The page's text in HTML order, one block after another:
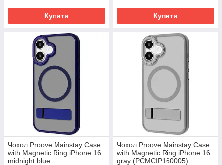
Купити Купити
Чохол Proove Mainstay Case
with Magnetic Ring iPhone 16
midnight blue
Чохол Proove Mainstay Case
with Magnetic Ring iPhone 16
gray (PCMCIP160005)